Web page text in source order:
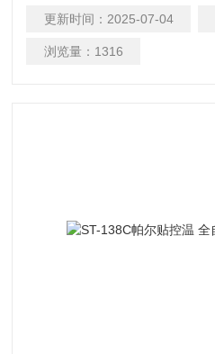
度测试仪
更新时间： 2025-07-04
浏览量： 1316